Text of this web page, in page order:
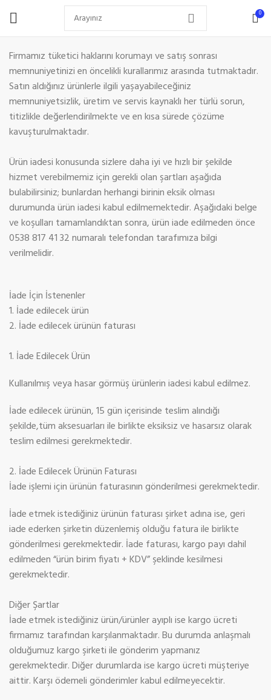
0
Firmamız tüketici haklarını korumayı ve satış sonrası
memnuniyetinizi en öncelikli kurallarımız arasında tutmaktadır.
Satın aldığınız ürünlerle ilgili yaşayabileceğiniz
memnuniyetsizlik, üretim ve servis kaynaklı her türlü sorun,
titizlikle değerlendirilmekte ve en kısa sürede çözüme
kavuşturulmaktadır.
Ürün iadesi konusunda sizlere daha iyi ve hızlı bir şekilde
hizmet verebilmemiz için gerekli olan şartları aşağıda
bulabilirsiniz; bunlardan herhangi birinin eksik olması
durumunda ürün iadesi kabul edilmemektedir. Aşağıdaki belge
ve koşulları tamamlandıktan sonra, ürün iade edilmeden önce
0538 817 41 32 numaralı telefondan tarafımıza bilgi
verilmelidir.
İade İçin İstenenler
1. İade edilecek ürün
2. İade edilecek ürünün faturası
1. İade Edilecek Ürün
Kullanılmış veya hasar görmüş ürünlerin iadesi kabul edilmez.
İade edilecek ürünün, 15 gün içerisinde teslim alındığı
şekilde,tüm aksesuarları ile birlikte eksiksiz ve hasarsız olarak
teslim edilmesi gerekmektedir.
2. İade Edilecek Ürünün Faturası
İade işlemi için ürünün faturasının gönderilmesi gerekmektedir.
İade etmek istediğiniz ürünün faturası şirket adına ise, geri
iade ederken şirketin düzenlemiş olduğu fatura ile birlikte
gönderilmesi gerekmektedir. İade faturası, kargo payı dahil
edilmeden “ürün birim fiyatı + KDV” şeklinde kesilmesi
gerekmektedir.
Diğer Şartlar
İade etmek istediğiniz ürün/ürünler ayıplı ise kargo ücreti
firmamız tarafından karşılanmaktadır. Bu durumda anlaşmalı
olduğumuz kargo şirketi ile gönderim yapmanız
gerekmektedir. Diğer durumlarda ise kargo ücreti müşteriye
aittir. Karşı ödemeli gönderimler kabul edilmeyecektir.